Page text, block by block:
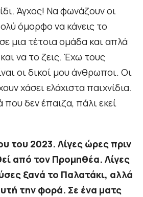
Άγχος! Να φωνάζουν οι
όμορφο να κάνεις το
μια τέτοια ομάδα και απλά
να το ζεις. Έχω τους
οι δικοί μου άνθρωποι. Οι
χάσει ελάχιστα παιχνίδια.
που δεν έπαιζα, πάλι εκεί
του 2023. Λίγες ώρες πριν
από τον Προμηθέα. Λίγες
ξανά το Παλατάκι, αλλά
την φορά. Σε ένα ματς